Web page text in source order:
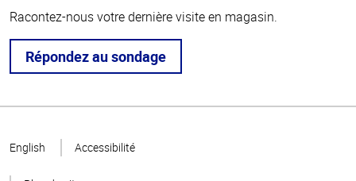
Racontez-nous votre dernière visite en magasin.
Répondez au sondage
page
English Accessibilité